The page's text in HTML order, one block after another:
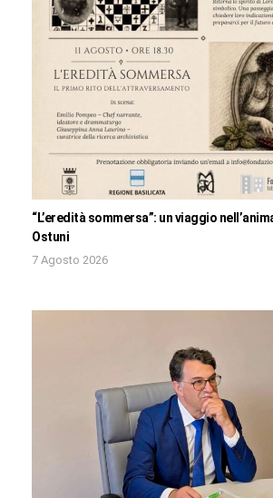
“L’eredità sommersa”: un viaggio
Ostuni
7 Agosto 2026